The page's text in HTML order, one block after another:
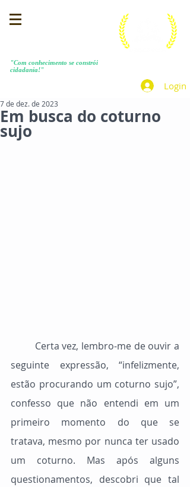
"Com conhecimento se constrói
cidadania!"
Login
Em busca do coturno
sujo
7 de dez. de 2023
seguinte expressão, “infelizmente,
estão procurando um coturno sujo”,
confesso que não entendi em um
primeiro momento do que se
tratava, mesmo por nunca ter usado
um coturno. Mas após alguns
questionamentos, descobri que tal